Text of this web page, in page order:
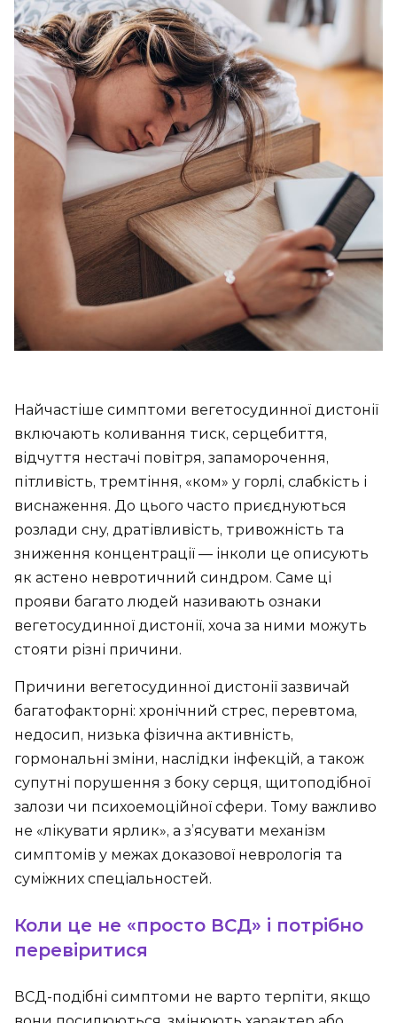
Найчастіше симптоми вегетосудинної дистонії
включають коливання тиск, серцебиття,
відчуття нестачі повітря, запаморочення,
пітливість, тремтіння, «ком» у горлі, слабкість і
виснаження. До цього часто приєднуються
розлади сну, дратівливість, тривожність та
зниження концентрації — інколи це описують
як астено невротичний синдром. Саме ці
прояви багато людей називають ознаки
вегетосудинної дистонії, хоча за ними можуть
стояти різні причини.
Причини вегетосудинної дистонії зазвичай
багатофакторні: хронічний стрес, перевтома,
недосип, низька фізична активність,
гормональні зміни, наслідки інфекцій, а також
супутні порушення з боку серця, щитоподібної
залози чи психоемоційної сфери. Тому важливо
не «лікувати ярлик», а з’ясувати механізм
симптомів у межах доказової неврологія та
суміжних спеціальностей.
Коли це не «просто ВСД» і потрібно
перевіритися
ВСД-подібні симптоми не варто терпіти, якщо